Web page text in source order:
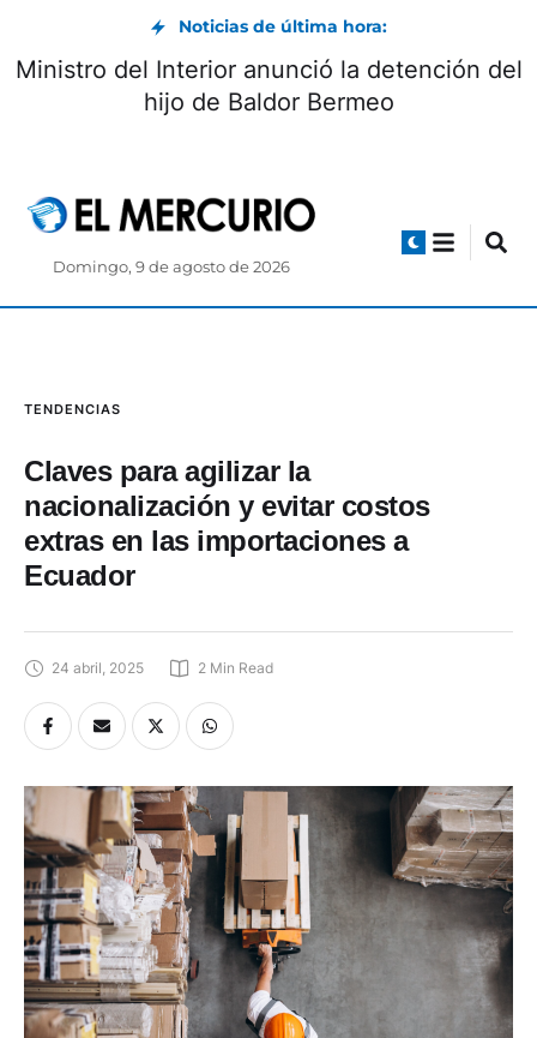
Noticias de última hora:
Ministro del Interior anunció la detención del
hijo de Baldor Bermeo
Domingo, 9 de agosto de 2026
TENDENCIAS
Claves para agilizar la
nacionalización y evitar costos
extras en las importaciones a
Ecuador
24 abril, 2025 2 Min Read